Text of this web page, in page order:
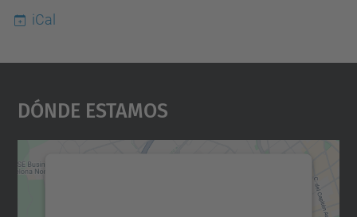
iCal
Dónde Estamos